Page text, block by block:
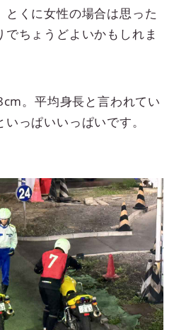
くに女性の場合は思った
ちょうどよいかもしれま
。平均身長と言われてい
っぱいいっぱいです。